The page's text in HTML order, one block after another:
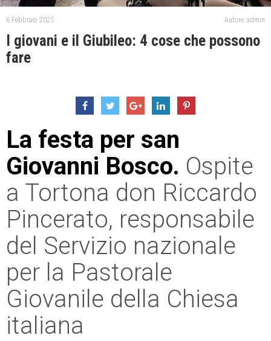
6 Febbraio 2025 Autore: admin
I giovani e il Giubileo: 4 cose che possono
fare
La festa per san
Giovanni Bosco. Ospite
a Tortona don Riccardo
Pincerato, responsabile
del Servizio nazionale
per la Pastorale
Giovanile della Chiesa
italiana